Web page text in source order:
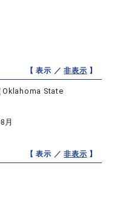
【 表示 ／非表示 】
Oklahoma State
月
【 表示 ／非表示 】